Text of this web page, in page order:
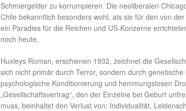
Schmiergelder zu korrumpieren. Die neoliberalen
Chile bekanntlich besonders wohl, als sie für den von
ein Paradies für die Reichen und US-Konzerne
noch heute.
Huxleys Roman, erschienen 1932, zeichnet die
sich nicht primär durch Terror, sondern durch
psychologische Konditionierung und hemmungslosen
„Gesellschaftsvertrag“, den der Einzelne bei Geburt
muss, beinhaltet den Verlust von: Individualität,